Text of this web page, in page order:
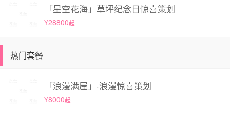
「星空花海」草坪纪念日惊喜策划
¥28800起
热门套餐
「浪漫满屋」·浪漫惊喜策划
¥8000起